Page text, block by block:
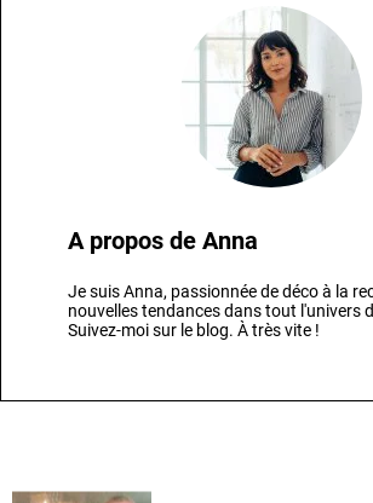
A propos de Anna
Je suis Anna, passionnée de déco à la
nouvelles tendances dans tout l'univers
Suivez-moi sur le blog. À très vite !